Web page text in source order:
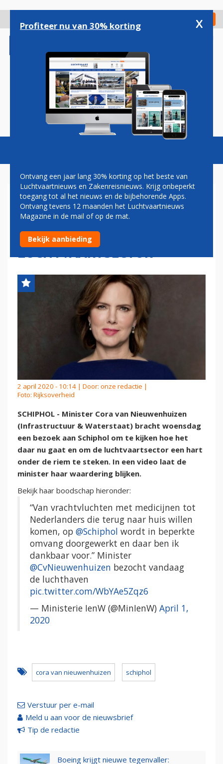
gaan
Check in
Magazine Podcasts Vacatures
MINISTER VAN
NIEUWENHUIZEN BEDANKT
IEDEREEN IN
LUCHTVAARTSECTOR
2 april 2020 - 10:14 | Door: onze redactie |
Foto: Rijksoverheid
SCHIPHOL - Minister Cora van Nieuwenhuizen
(Infrastructuur & Waterstaat) bracht woensdag
een bezoek aan Schiphol om te kijken hoe het
daar nu gaat en om de luchtvaartsector een hart
onder de riem te steken. In een video laat de
minister haar waardering blijken.
Bekijk haar boodschap hieronder:
“Van vrachtvluchten met medicijnen tot
Nederlanders die terug naar huis willen
komen, op @Schiphol wordt in beperkte
omvang doorgewerkt en daar ben ik
dankbaar voor.” Minister
@CvNieuwenhuizen bezocht vandaag
de luchthaven
pic.twitter.com/WbYAe5Zqz6
— Ministerie IenW (@MinIenW) April 1,
2020
cora van nieuwenhuizen schiphol
Verstuur per e-mail
Meld u aan voor de nieuwsbrief
Tip de redactie
Boeing krijgt nieuwe tegenvaller:
Profiteer nu van 30% korting x
Ontvang een jaar lang 30% korting op het beste van
Luchtvaartnieuws en Zakenreisnieuws. Krijg onbeperkt
toegang tot al het nieuws en de bijbehorende Apps.
Ontvang tevens 12 maanden het Luchtvaartnieuws
Magazine in de mail of op de mat.
Bekijk aanbieding